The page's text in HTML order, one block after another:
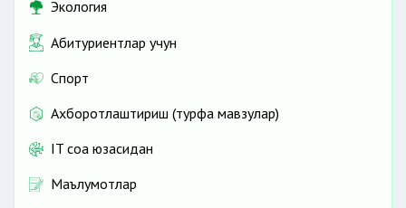
Экология
Абитуриентлар учун
Спорт
Ахборотлаштириш (турфа мавзулар)
IT соҳа юзасидан
Маълумотлар